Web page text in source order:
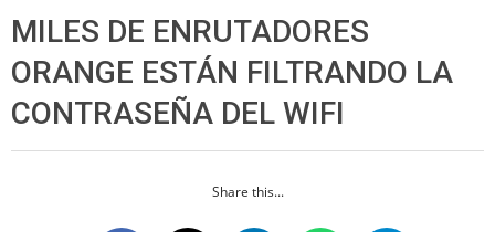
MILES DE ENRUTADORES
ORANGE ESTÁN FILTRANDO LA
CONTRASEÑA DEL WIFI
Share this...